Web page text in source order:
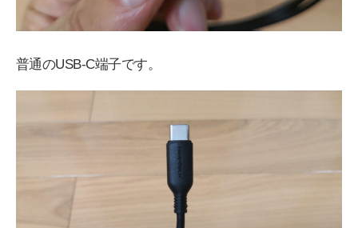
普通のUSB-C端子です。